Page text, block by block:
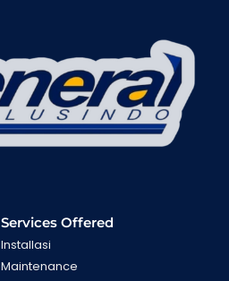
Services Offered
Installasi
Maintenance